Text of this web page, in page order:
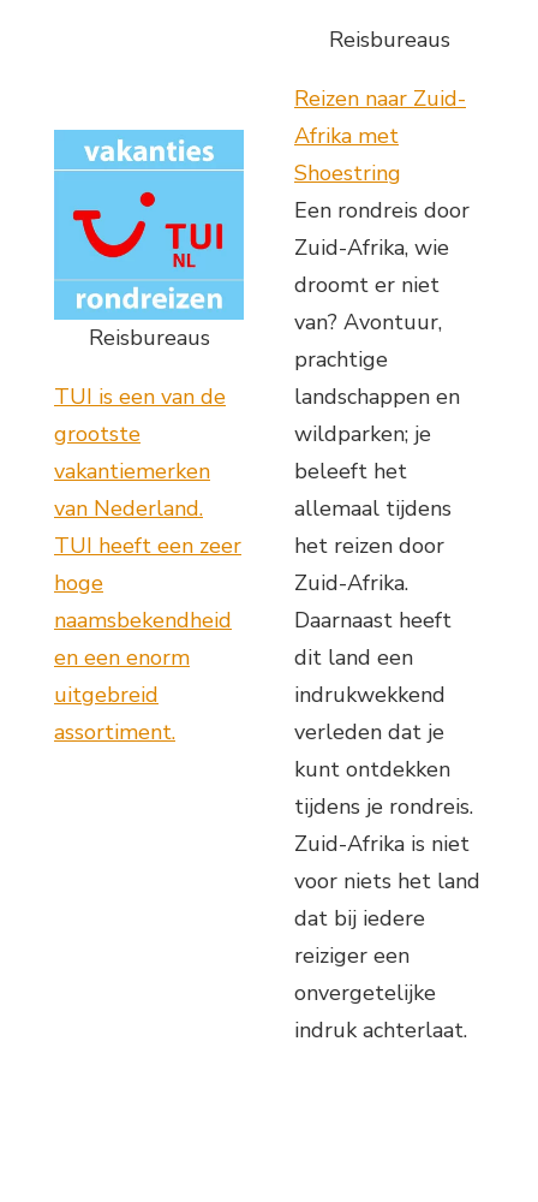
Reisbureaus
TUI is een van de
grootste
vakantiemerken
van Nederland.
TUI heeft een zeer
hoge
naamsbekendheid
en een enorm
uitgebreid
assortiment.
Reisbureaus
Reizen naar Zuid-
Afrika met
Shoestring
Een rondreis door
Zuid-Afrika, wie
droomt er niet
van? Avontuur,
prachtige
landschappen en
wildparken; je
beleeft het
allemaal tijdens
het reizen door
Zuid-Afrika.
Daarnaast heeft
dit land een
indrukwekkend
verleden dat je
kunt ontdekken
tijdens je rondreis.
Zuid-Afrika is niet
voor niets het land
dat bij iedere
reiziger een
onvergetelijke
indruk achterlaat.